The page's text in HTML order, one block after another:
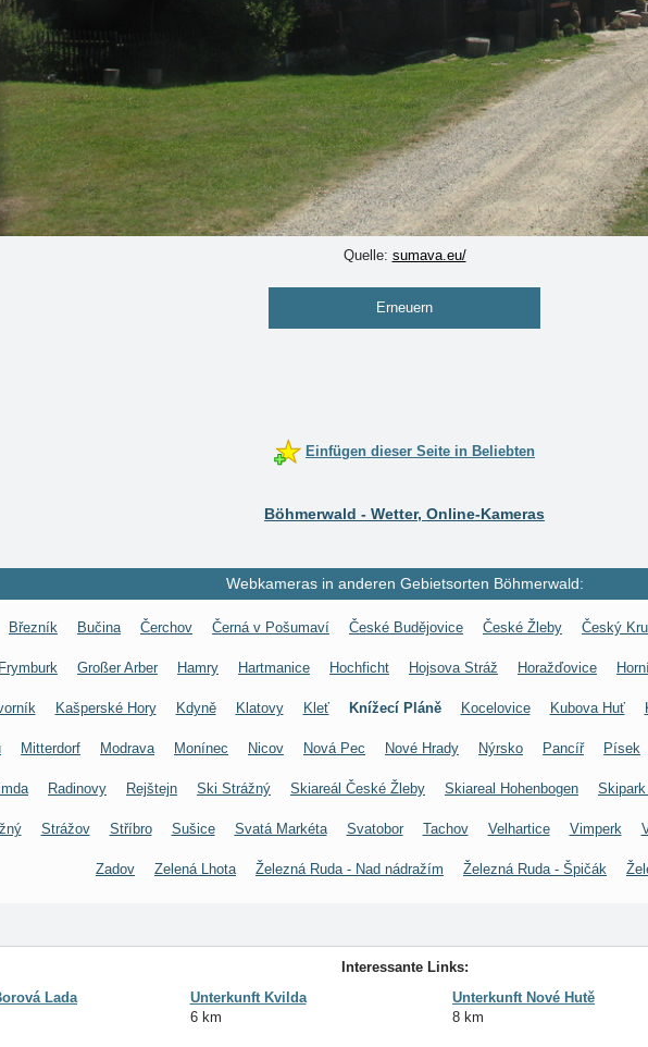
Quelle: sumava.eu/
Erneuern
Einfügen dieser Seite in Beliebten
Böhmerwald - Wetter, Online-Kameras
Webkameras in anderen Gebietsorten Böhmerwald:
Březník Bučina Čerchov Černá v Pošumaví České Budějovice České Žleby Český
Frymburk Großer Arber Hamry Hartmanice Hochficht Hojsova Stráž Horažďovice
Kašperské Hory Kdyně Klatovy Kleť Knížecí Pláně Kocelovice Kubova Huť
Mitterdorf Modrava Monínec Nicov Nová Pec Nové Hrady Nýrsko Pancíř Písek
Radinovy Rejštejn Ski Strážný Skiareál České Žleby Skiareal Hohenbogen
Strážov Stříbro Sušice Svatá Markéta Svatobor Tachov Velhartice Vimperk
Zadov Zelená Lhota Železná Ruda - Nad nádražím Železná Ruda - Špičák
Interessante Links:
Lada
Unterkunft Kvilda
6 km
Unterkunft Nové Hutě
8 km